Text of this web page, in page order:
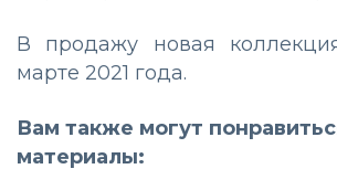
В продажу новая
марте 2021 года.
Вам также могут
материалы: